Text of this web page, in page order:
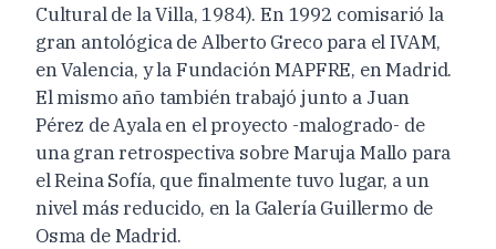
Cultural de la Villa, 1984). En 1992 comisarió la
gran antológica de Alberto Greco para el IVAM,
en Valencia, y la Fundación MAPFRE, en Madrid.
El mismo año también trabajó junto a Juan
Pérez de Ayala en el proyecto -malogrado- de
una gran retrospectiva sobre Maruja Mallo para
el Reina Sofía, que finalmente tuvo lugar, a un
nivel más reducido, en la Galería Guillermo de
Osma de Madrid.